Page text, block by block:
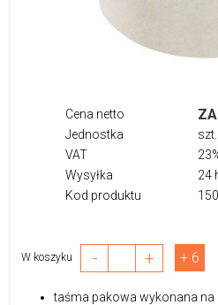
Cena netto
Jednostka
szt.
VAT
Wysyłka
24
Kod produktu
W koszyku - + + 6
taśma pakowa wykonana na